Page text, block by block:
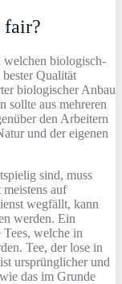
fair?
biologisch-
Qualität
biologischer Anbau
sollte aus mehreren
den Arbeitern
und der eigenen
sind, muss
auf
wegfällt, kann
werden. Ein
welche in
Tee, der lose in
ursprünglicher und
das im Grunde